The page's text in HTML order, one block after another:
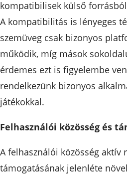
kompatibilisek külső
A kompatibilitás is lényeges
szemüveg csak bizonyos
működik, míg mások
érdemes ezt is figyelembe
rendelkezünk bizonyos
játékokkal.
Felhasználói közösség és
A felhasználói közösség aktív
támogatásának jelenléte